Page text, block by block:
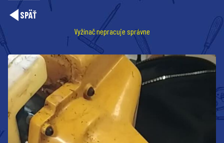
SPÄŤ
Vyžínač nepracuje správne